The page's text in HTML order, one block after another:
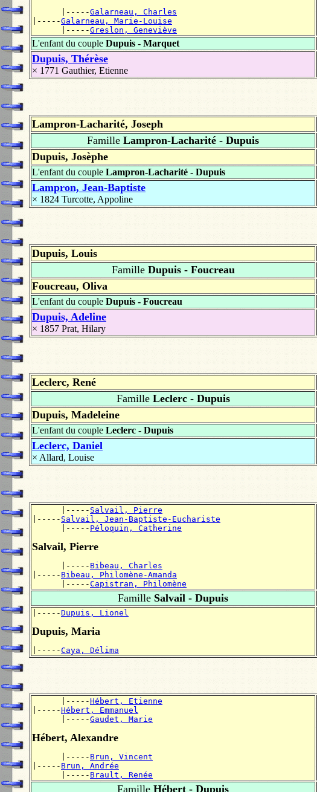
      |-----
Galarneau, Charles
|-----Galarneau, Marie-Louise
      |-----
Greslon, Geneviève
L'enfant du couple Dupuis - Marquet
Dupuis, Thérèse
× 1771 Gauthier, Etienne
Lampron-Lacharité, Joseph
Famille Lampron-Lacharité - Dupuis
Dupuis, Josèphe
L'enfant du couple Lampron-Lacharité - Dupuis
Lampron, Jean-Baptiste
× 1824 Turcotte, Appoline
Dupuis, Louis
FamilleDupuis - Foucreau
Foucreau, Oliva
L'enfant du couple Dupuis - Foucreau
Dupuis, Adeline
× 1857 Prat, Hilary
Leclerc, René
FamilleLeclerc - Dupuis
Dupuis, Madeleine
L'enfant du couple Leclerc - Dupuis
Leclerc, Daniel
× Allard, Louise
      |-----
Salvail, Pierre
|----- Salvail, Jean-Baptiste-Euchariste
      |-----
Péloquin, Catherine
Salvail, Pierre
      |-----
Bibeau, Charles
|----- Bibeau, Philomène-Amanda
      |-----
Capistran, Philomène
Famille Salvail - Dupuis
|-----Dupuis, Lionel
Dupuis, Maria
|-----Caya, Délima
      |-----
Hébert, Etienne
|-----Hébert, Emmanuel
      |-----
Gaudet, Marie
Hébert, Alexandre
      |-----
Brun, Vincent
|----- Brun, Andrée
      |-----
Brault, Renée
Famille Hébert - Dupuis